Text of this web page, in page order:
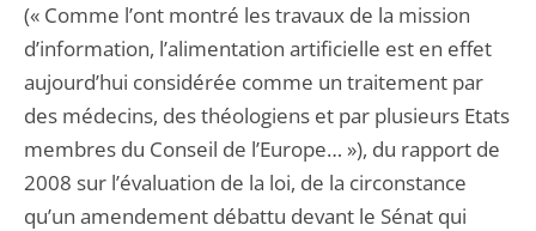
(« Comme l’ont montré les travaux de la mission
d’information, l’alimentation artificielle est en effet
aujourd’hui considérée comme un traitement par
des médecins, des théologiens et par plusieurs Etats
membres du Conseil de l’Europe… »), du rapport de
2008 sur l’évaluation de la loi, de la circonstance
qu’un amendement débattu devant le Sénat qui